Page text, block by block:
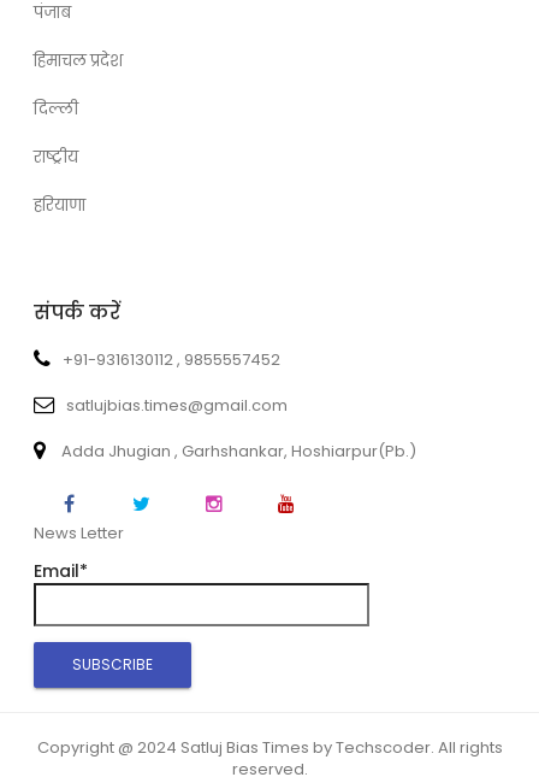
पंजाब
हिमाचल प्रदेश
दिल्ली
राष्ट्रीय
हरियाणा
संपर्क करें
+91-9316130112 , 9855557452
satlujbias.times@gmail.com
Adda Jhugian , Garhshankar, Hoshiarpur(Pb.)
News Letter
Email*
Copyright @ 2024 Satluj Bias Times by Techscoder. All rights
reserved.